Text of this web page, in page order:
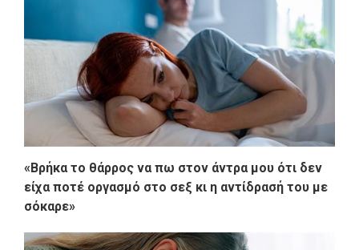
«Βρήκα το θάρρος να πω στον άντρα μου ότι δεν
είχα ποτέ οργασμό στο σεξ κι η αντίδρασή του με
σόκαρε»